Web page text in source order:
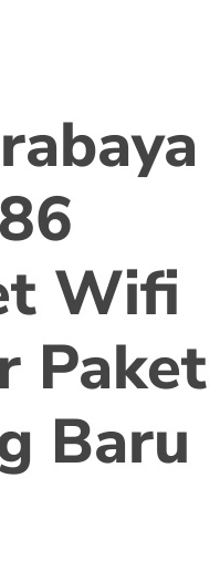
Wifi
Paket
Baru